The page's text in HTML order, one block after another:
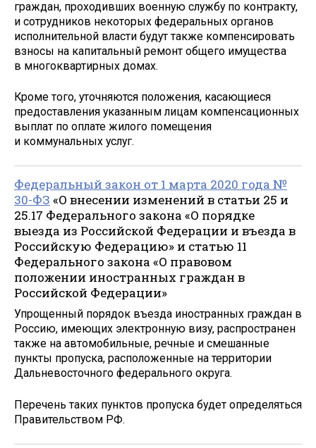
граждан, проходивших военную службу по контракту,
и сотрудников некоторых федеральных органов
исполнительной власти будут также компенсировать
взносы на капитальный ремонт общего имущества
в многоквартирных домах.
Кроме того, уточняются положения, касающиеся
предоставления указанным лицам компенсационных
выплат по оплате жилого помещения
и коммунальных услуг.
Федеральный закон от 1 марта 2020 года №
30-ФЗ «О внесении изменений в статьи 25 и
25.17 Федерального закона «О порядке
выезда из Российской Федерации и въезда в
Российскую Федерацию» и статью 11
Федерального закона «О правовом
положении иностранных граждан в
Российской Федерации»
Упрощенный порядок въезда иностранных граждан в
Россию, имеющих электронную визу, распространен
также на автомобильные, речные и смешанные
пункты пропуска, расположенные на территории
Дальневосточного федерального округа.
Перечень таких пунктов пропуска будет определяться
Правительством РФ.